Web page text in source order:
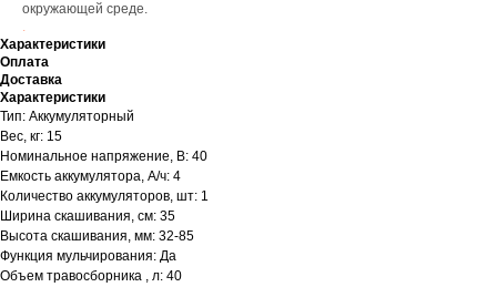
окружающей среде.
.
Характеристики
Оплата
Доставка
Характеристики
Тип: Аккумуляторный
Вес, кг: 15
Номинальное напряжение, В: 40
Емкость аккумулятора, А/ч: 4
Количество аккумуляторов, шт: 1
Ширина скашивания, см: 35
Высота скашивания, мм: 32-85
Функция мульчирования: Да
Объем травосборника , л: 40